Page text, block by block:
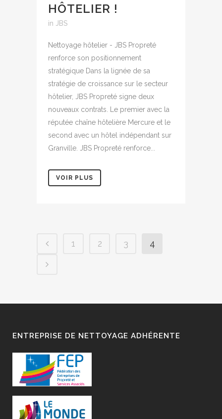
HÔTELIER !
in JBS
Nettoyage hôtelier - JBS Propreté
renforce son positionnement
stratégique Dans la lignée de sa
stratégie de croissance sur le secteur
hôtelier, JBS Propreté signe deux
nouveaux contrats. Le premier avec la
réputée chaîne hôtelière Mercure et le
second avec un hôtel indépendant sur
Granville. JBS Propreté renforce...
VOIR PLUS
1 2 3 4
ENTREPRISE DE NETTOYAGE ADHÉRENTE